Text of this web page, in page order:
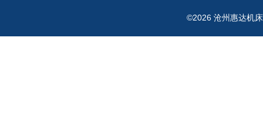
©2026 沧州惠达机